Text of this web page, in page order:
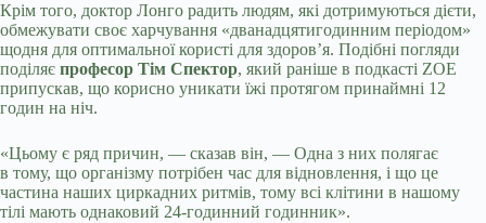
Крім того, доктор Лонго радить людям, які дотримуються дієти,
обмежувати своє харчування «дванадцятигодинним періодом»
щодня для оптимальної користі для здоров’я. Подібні погляди
поділяє професор Тім Спектор, який раніше в подкасті ZOE
припускав, що корисно уникати їжі протягом принаймні 12
годин на ніч.
«Цьому є ряд причин, — сказав він, — Одна з них полягає
в тому, що організму потрібен час для відновлення, і що це
частина наших циркадних ритмів, тому всі клітини в нашому
тілі мають однаковий 24-годинний годинник».